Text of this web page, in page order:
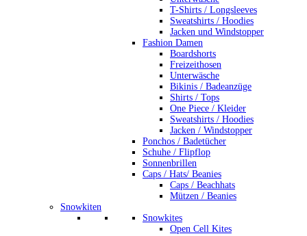
T-Shirts / Longsleeves
Sweatshirts / Hoodies
Jacken und Windstopper
Fashion Damen
Boardshorts
Freizeithosen
Unterwäsche
Bikinis / Badeanzüge
Shirts / Tops
One Piece / Kleider
Sweatshirts / Hoodies
Jacken / Windstopper
Ponchos / Badetücher
Schuhe / Flipflop
Sonnenbrillen
Caps / Hats/ Beanies
Caps / Beachhats
Mützen / Beanies
Snowkiten
Snowkites
Open Cell Kites